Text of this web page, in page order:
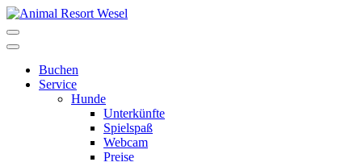
Buchen
Service
Hunde
Unterkünfte
Spielspaß
Webcam
Preise